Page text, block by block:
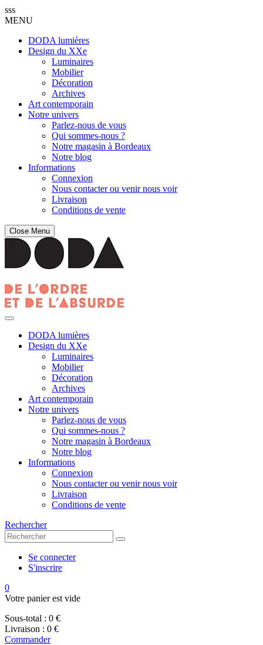
sss
MENU
DODA lumières
Design du XXe
Luminaires
Mobilier
Décoration
Archives
Art contemporain
Notre univers
Parlez-nous de vous
Qui sommes-nous ?
Notre magasin à Bordeaux
Notre blog
Informations
Connexion
Nous contacter ou venir nous voir
Livraison
Conditions de vente
Close Menu
DODA lumières
Design du XXe
Luminaires
Mobilier
Décoration
Archives
Art contemporain
Notre univers
Parlez-nous de vous
Qui sommes-nous ?
Notre magasin à Bordeaux
Notre blog
Informations
Connexion
Nous contacter ou venir nous voir
Livraison
Conditions de vente
Rechercher
Se connecter
S'inscrire
0
Votre panier est vide
Sous-total : 0 €
Livraison : 0 €
Commander